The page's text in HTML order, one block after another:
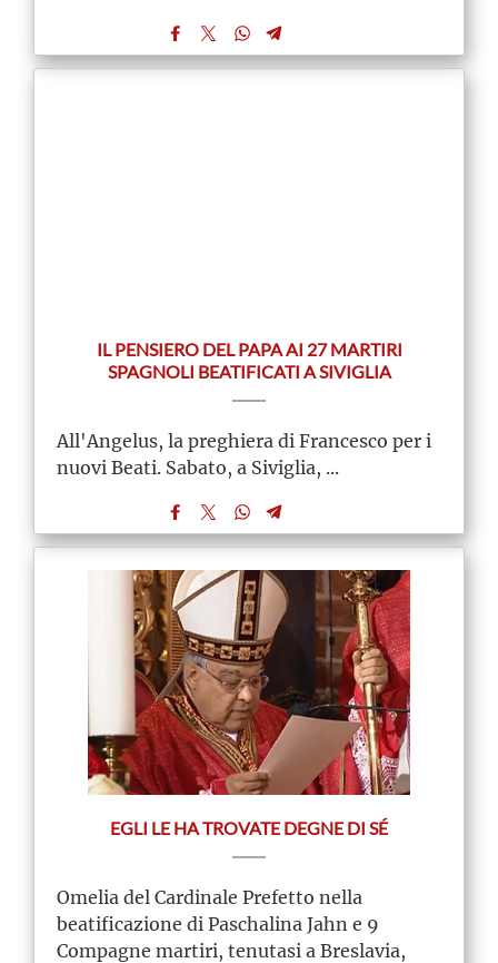
IL PENSIERO DEL PAPA AI 27 MARTIRI
SPAGNOLI BEATIFICATI A SIVIGLIA
All'Angelus, la preghiera di Francesco per i
nuovi Beati. Sabato, a Siviglia, ...
EGLI LE HA TROVATE DEGNE DI SÉ
Omelia del Cardinale Prefetto nella
beatificazione di Paschalina Jahn e 9
Compagne martiri, tenutasi a Breslavia,